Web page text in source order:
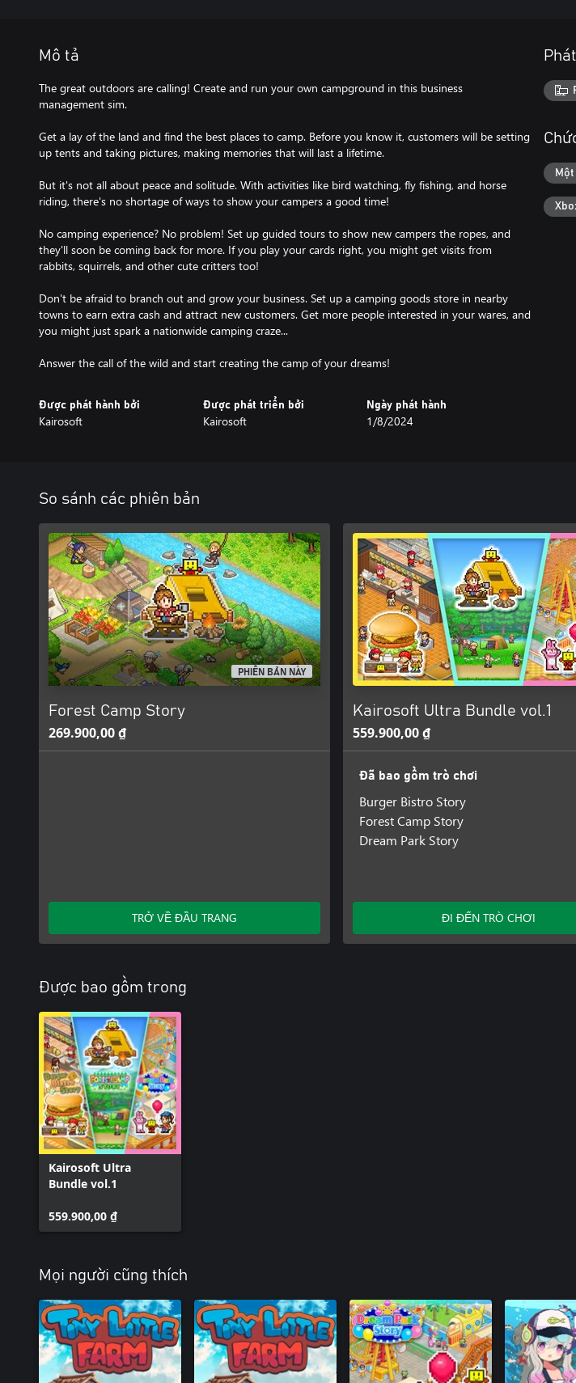
Mô tả
The great outdoors are calling! Create and run your own campground in this business
management sim.
Get a lay of the land and find the best places to camp. Before you know it, customers will be setting
up tents and taking pictures, making memories that will last a lifetime.
But it's not all about peace and solitude. With activities like bird watching, fly fishing, and horse
riding, there's no shortage of ways to show your campers a good time!
No camping experience? No problem! Set up guided tours to show new campers the ropes, and
they'll soon be coming back for more. If you play your cards right, you might get visits from
rabbits, squirrels, and other cute critters too!
Don't be afraid to branch out and grow your business. Set up a camping goods store in nearby
towns to earn extra cash and attract new customers. Get more people interested in your wares, and
you might just spark a nationwide camping craze...
Được phát hành bởi
Kairosoft
Được phát triển bởi
Kairosoft
Ngày phát hành
1/8/2024
So sánh các phiên bản
PHIÊN BẢN NÀY
Forest Camp Story
269.900,00 ₫
TRỞ VỀ ĐẦU TRANG
Kairosoft Ultra Bundle vol.1
559.900,00 ₫
Đã bao gồm trò chơi
Burger Bistro Story
Forest Camp Story
Dream Park Story
ĐI ĐẾN TRÒ CHƠI
Được bao gồm trong
Kairosoft Ultra
Bundle vol.1
559.900,00 ₫
Mọi người cũng thích